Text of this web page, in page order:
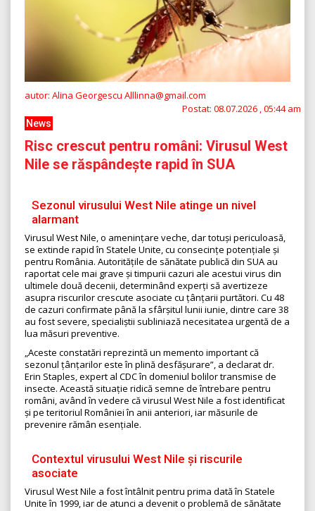
autor: Alina Georgescu Alllinna@gmail.com
Postat: 08.07.2026 , 05:44 am
News
Risc crescut pentru români: Virusul West
Nile se răspândește rapid în SUA
Sezonul virusului West Nile atinge un nivel
alarmant
Virusul West Nile, o amenințare veche, dar totuși periculoasă,
se extinde rapid în Statele Unite, cu consecințe potențiale și
pentru România. Autoritățile de sănătate publică din SUA au
raportat cele mai grave și timpurii cazuri ale acestui virus din
ultimele două decenii, determinând experți să avertizeze
asupra riscurilor crescute asociate cu țânțarii purtători. Cu 48
de cazuri confirmate până la sfârșitul lunii iunie, dintre care 38
au fost severe, specialiștii subliniază necesitatea urgentă de a
lua măsuri preventive.
„Aceste constatări reprezintă un memento important că
sezonul țânțarilor este în plină desfășurare”, a declarat dr.
Erin Staples, expert al CDC în domeniul bolilor transmise de
insecte. Această situație ridică semne de întrebare pentru
români, având în vedere că virusul West Nile a fost identificat
și pe teritoriul României în anii anteriori, iar măsurile de
prevenire rămân esențiale.
Contextul virusului West Nile și riscurile
asociate
Virusul West Nile a fost întâlnit pentru prima dată în Statele
Unite în 1999, iar de atunci a devenit o problemă de sănătate